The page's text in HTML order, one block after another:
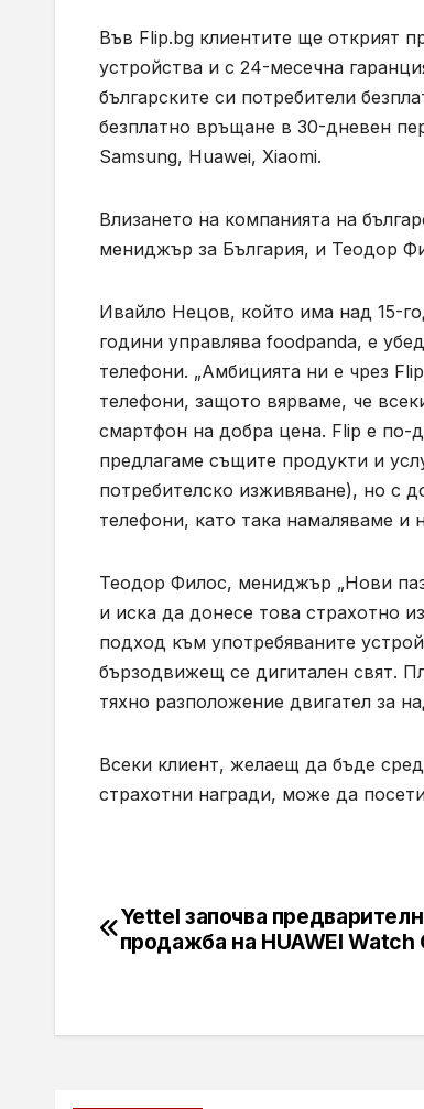
Във Flip.bg клиентите ще открият
устройства и с 24-месечна
българските си потребители
безплатно връщане в 30-дневен
Samsung, Huawei, Xiaomi.
Влизането на компанията на
мениджър за България, и Теодор
Ивайло Нецов, който има над 15-
години управлява foodpanda, е
телефони. „Амбицията ни е чрез
телефони, защото вярваме, че
смартфон на добра цена. Flip е по-
предлагаме същите продукти и
потребителско изживяване), но с
телефони, като така намаляваме и
Теодор Филос, мениджър „Нови
и иска да донесе това страхотно
подход към употребяваните
бързодвижещ се дигитален свят.
тяхно разположение двигател за
Всеки клиент, желаещ да бъде
страхотни награди, може да
Навигация
Yettel започва
продажба на HUAWEI Watch